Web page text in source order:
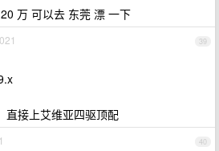
万 可以去 东莞 漂 一下
39
直接上艾维亚四驱顶配
40